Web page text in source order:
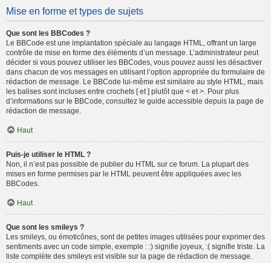
Mise en forme et types de sujets
Que sont les BBCodes ?
Le BBCode est une implantation spéciale au langage HTML, offrant un large
contrôle de mise en forme des éléments d’un message. L’administrateur peut
décider si vous pouvez utiliser les BBCodes, vous pouvez aussi les désactiver
dans chacun de vos messages en utilisant l’option appropriée du formulaire de
rédaction de message. Le BBCode lui-même est similaire au style HTML, mais
les balises sont incluses entre crochets [ et ] plutôt que < et >. Pour plus
d’informations sur le BBCode, consultez le guide accessible depuis la page de
rédaction de message.
Haut
Puis-je utiliser le HTML ?
Non, il n’est pas possible de publier du HTML sur ce forum. La plupart des
mises en forme permises par le HTML peuvent être appliquées avec les
BBCodes.
Haut
Que sont les smileys ?
Les smileys, ou émoticônes, sont de petites images utilisées pour exprimer des
sentiments avec un code simple, exemple : :) signifie joyeux, :( signifie triste. La
liste complète des smileys est visible sur la page de rédaction de message.